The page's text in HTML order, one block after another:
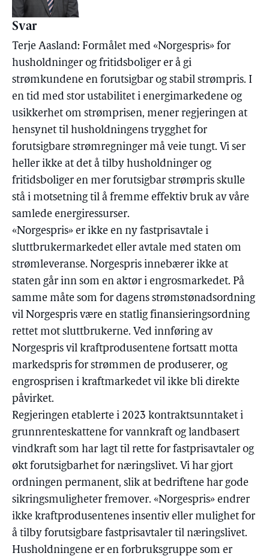
Svar
Terje Aasland: Formålet med «Norgespris» for
husholdninger og fritidsboliger er å gi
strømkundene en forutsigbar og stabil strømpris. I
en tid med stor ustabilitet i energimarkedene og
usikkerhet om strømprisen, mener regjeringen at
hensynet til husholdningens trygghet for
forutsigbare strømregninger må veie tungt. Vi ser
heller ikke at det å tilby husholdninger og
fritidsboliger en mer forutsigbar strømpris skulle
stå i motsetning til å fremme effektiv bruk av våre
samlede energiressurser.
«Norgespris» er ikke en ny fastprisavtale i
sluttbrukermarkedet eller avtale med staten om
strømleveranse. Norgespris innebærer ikke at
staten går inn som en aktør i engrosmarkedet. På
samme måte som for dagens strømstønadsordning
vil Norgespris være en statlig finansieringsordning
rettet mot sluttbrukerne. Ved innføring av
Norgespris vil kraftprodusentene fortsatt motta
markedspris for strømmen de produserer, og
engrosprisen i kraftmarkedet vil ikke bli direkte
påvirket.
Regjeringen etablerte i 2023 kontraktsunntaket i
grunnrenteskattene for vannkraft og landbasert
vindkraft som har lagt til rette for fastprisavtaler og
økt forutsigbarhet for næringslivet. Vi har gjort
ordningen permanent, slik at bedriftene har gode
sikringsmuligheter fremover. «Norgespris» endrer
ikke kraftprodusentenes insentiv eller mulighet for
å tilby forutsigbare fastprisavtaler til næringslivet.
Husholdningene er en forbruksgruppe som er